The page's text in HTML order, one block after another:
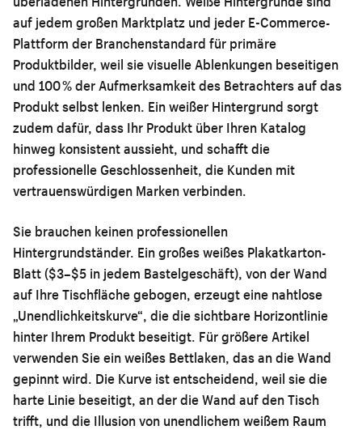
auf jedem großen Marktplatz und jeder E-Commerce-
Plattform der Branchenstandard für primäre
Produktbilder, weil sie visuelle Ablenkungen beseitigen
und 100 % der Aufmerksamkeit des Betrachters auf das
Produkt selbst lenken. Ein weißer Hintergrund sorgt
zudem dafür, dass Ihr Produkt über Ihren Katalog
hinweg konsistent aussieht, und schafft die
professionelle Geschlossenheit, die Kunden mit
vertrauenswürdigen Marken verbinden.
Sie brauchen keinen professionellen
Hintergrundständer. Ein großes weißes Plakatkarton-
Blatt ($3–$5 in jedem Bastelgeschäft), von der Wand
auf Ihre Tischfläche gebogen, erzeugt eine nahtlose
„Unendlichkeitskurve“, die die sichtbare Horizontlinie
hinter Ihrem Produkt beseitigt. Für größere Artikel
verwenden Sie ein weißes Bettlaken, das an die Wand
gepinnt wird. Die Kurve ist entscheidend, weil sie die
harte Linie beseitigt, an der die Wand auf den Tisch
trifft, und die Illusion von unendlichem weißem Raum